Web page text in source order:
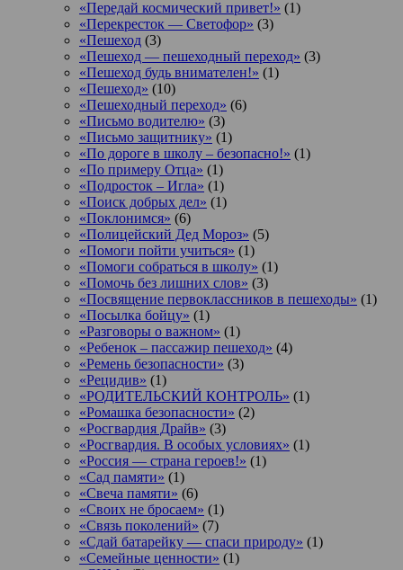
«Передай космический привет!» (1)
«Перекресток — Светофор» (3)
«Пешеход (3)
«Пешеход — пешеходный переход» (3)
«Пешеход будь внимателен!» (1)
«Пешеход» (10)
«Пешеходный переход» (6)
«Письмо водителю» (3)
«Письмо защитнику» (1)
«По дороге в школу – безопасно!» (1)
«По примеру Отца» (1)
«Подросток ‒ Игла» (1)
«Поиск добрых дел» (1)
«Поклонимся» (6)
«Полицейский Дед Мороз» (5)
«Помоги пойти учиться» (1)
«Помоги собраться в школу» (1)
«Помочь без лишних слов» (3)
«Посвящение первоклассников в пешеходы» (1)
«Посылка бойцу» (1)
«Разговоры о важном» (1)
«Ребенок – пассажир пешеход» (4)
«Ремень безопасности» (3)
«Рецидив» (1)
«РОДИТЕЛЬСКИЙ КОНТРОЛЬ» (1)
«Ромашка безопасности» (2)
«Росгвардия Драйв» (3)
«Росгвардия. В особых условиях» (1)
«Россия — страна героев!» (1)
«Сад памяти» (1)
«Свеча памяти» (6)
«Своих не бросаем» (1)
«Связь поколений» (7)
«Сдай батарейку — спаси природу» (1)
«Семейные ценности» (1)